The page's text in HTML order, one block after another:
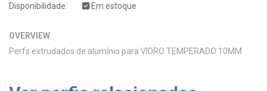
Disponibilidade:
Em estoque
OVERVIEW
Perfs extrudados de alumínio para VIDRO TEMPERADO 10MM